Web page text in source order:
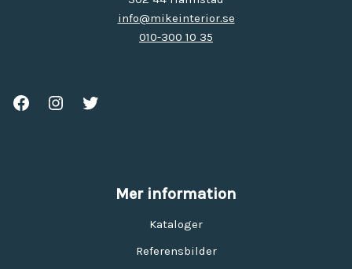
info@mikeinterior.se
010-300 10 35
Mer information
Kataloger
Referensbilder